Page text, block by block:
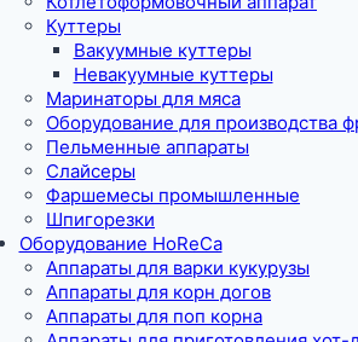
Куттеры
Вакуумные куттеры
Невакуумные куттеры
Маринаторы для мяса
Оборудование для производства
Пельменные аппараты
Слайсеры
Фаршемесы промышленные
Шпигорезки
Оборудование HoReCa
Аппараты для варки кукурузы
Аппараты для корн догов
Аппараты для поп корна